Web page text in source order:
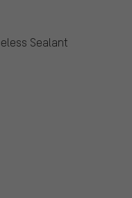
Sealant